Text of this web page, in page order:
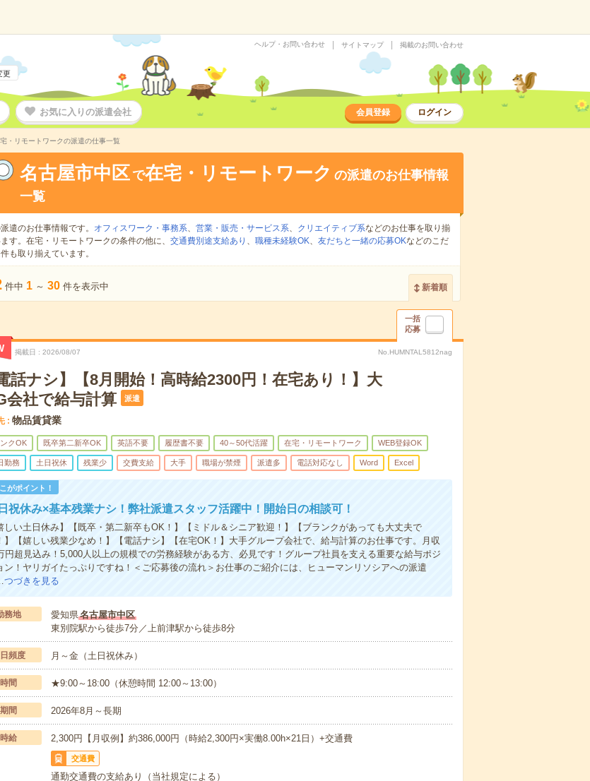
更
ヘルプ・お問い合わせ サイトマップ 掲載のお問い合わせ
お気に入りの派遣会社 会員登録 ログイン
・リモートワークの派遣の仕事一覧
名古屋市中区 で在宅・リモートワーク の派遣のお仕事情報
一覧
遣のお仕事情報です。 オフィスワーク・事務系、 営業・販売・サービス系、 クリエイティブ系などのお仕事を取り揃
す。在宅・リモートワークの条件の他に、 交通費別途支給あり 、 職種未経験OK、 友だちと一緒の応募OKなどのこだ
も取り揃えています。
件中 1 ～ 30 件を表示中 新着順
一括
応募
掲載日 2026/08/07 No.HUMNTAL5812nag
電話ナシ】【8月開始！高時給2300円！在宅あり！】大
会社で給与計算
派遣
物品賃貸業
クOK 既卒第二新卒OK 英語不要 履歴書不要 40～50代活躍 在宅・リモートワーク WEB登録OK
勤務 土日祝休 残業少 交費支給 大手 職場が禁煙 派遣多 電話対応なし Word Excel
がポイント！
祝休み×基本残業ナシ！弊社派遣スタッフ活躍中！開始日の相談可！
しい土日休み】【既卒・第二新卒もOK！】【ミドル＆シニア歓迎！】【ブランクがあっても大丈夫で
】【嬉しい残業少なめ！】【電話ナシ】【在宅OK！】大手グループ会社で、給与計算のお仕事です。月収
円超見込み！5,000人以上の規模での労務経験がある方、必見です！グループ社員を支える重要な給与ポジ
ン！ヤリガイたっぷりですね！＜ご応募後の流れ＞お仕事のご紹介には、ヒューマンリソシアへの派遣
つづきを見る
務地 愛知県名古屋市中区
東別院駅から徒歩7分／上前津駅から徒歩8分
頻度 月～金（土日祝休み）
時間 ★9:00～18:00（休憩時間 12:00～13:00）
期間 2026年8月～長期
時給 2,300円【月収例】約386,000円（時給2,300円×実働8.00h×21日）+交通費
交通費
通勤交通費の支給あり（当社規定による）